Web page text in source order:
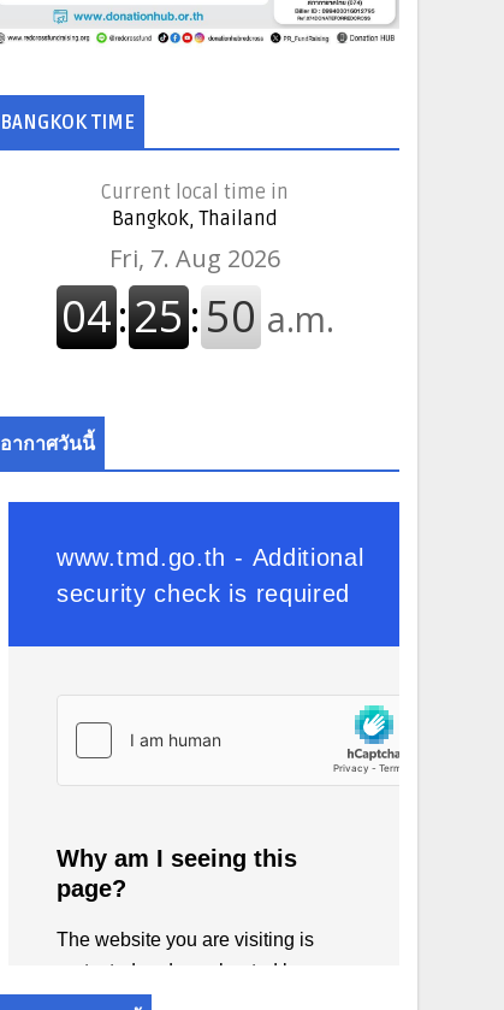
BANGKOK TIME
Current local time in
Bangkok, Thailand
อากาศวันนี้